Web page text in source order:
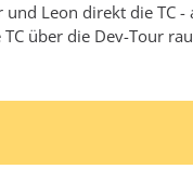
Leon direkt die TC
über die Dev-Tour